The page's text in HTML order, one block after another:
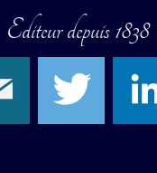
Editeur depuis 1838